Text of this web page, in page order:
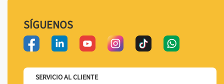
SÍGUENOS
SERVICIO AL CLIENTE